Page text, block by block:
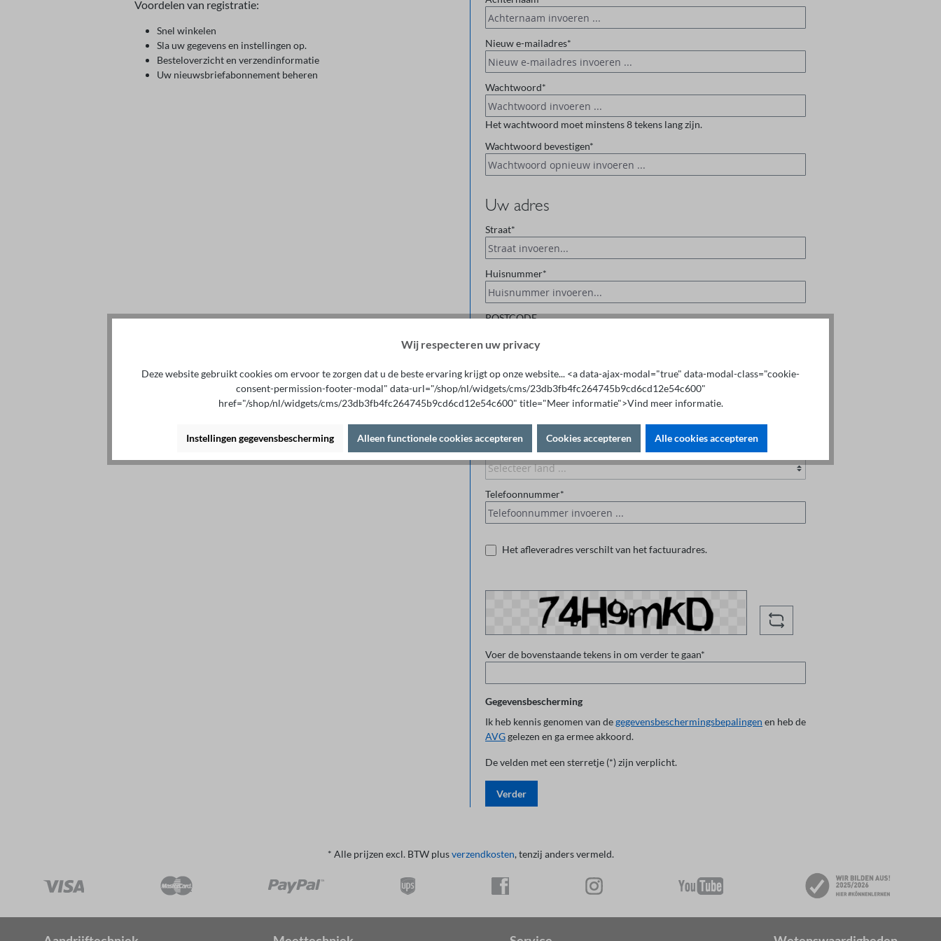
Voordelen van registratie:
Snel winkelen
Sla uw gegevens en instellingen op.
Besteloverzicht en verzendinformatie
Uw nieuwsbriefabonnement beheren
Nieuw e-mailadres*
Wachtwoord*
Het wachtwoord moet minstens 8 tekens lang zijn.
Wachtwoord bevestigen*
Uw adres
Straat*
Huisnummer*
POSTCODE
Achtervoegsel adres
Land*
Telefoonnummer*
Het afleveradres verschilt van het factuuradres.
Voer de bovenstaande tekens in om verder te gaan*
Gegevensbescherming
Ik heb kennis genomen van degegevensbeschermingsbepalingen en heb de
AVGgelezen en ga ermee akkoord.
De velden met een sterretje (*) zijn verplicht.
Verder
* Alle prijzen excl. BTW plusverzendkosten, tenzij anders vermeld.
Wij respecteren uw privacy
Deze website gebruikt cookies om ervoor te zorgen dat u de beste ervaring krijgt op onze website... <a data-ajax-modal="true" data-modal-class="cookie-
consent-permission-footer-modal" data-url="/shop/nl/widgets/cms/23db3fb4fc264745b9cd6cd12e54c600"
href="/shop/nl/widgets/cms/23db3fb4fc264745b9cd6cd12e54c600" title="Meer informatie">Vind meer informatie.
Instellingen gegevensbescherming Alleen functionele cookies accepteren Cookies accepteren Alle cookies accepteren